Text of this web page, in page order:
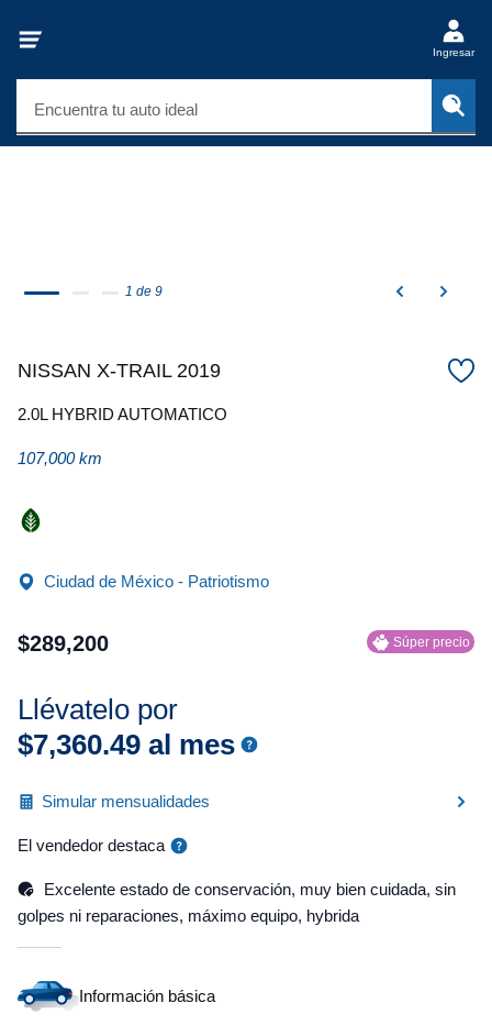
Ingresar
Encuentra tu auto ideal
1 de 9
NISSAN X-TRAIL 2019
2.0L HYBRID AUTOMATICO
107,000 km
Ciudad de México - Patriotismo
$289,200 Súper precio
Llévatelo por
$7,360.49 al mes
Simular mensualidades
El vendedor destaca
Excelente estado de conservación, muy bien cuidada, sin
golpes ni reparaciones, máximo equipo, hybrida
Información básica